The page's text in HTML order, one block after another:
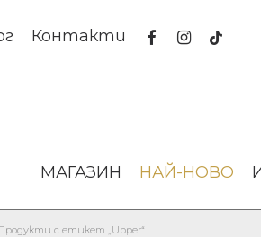
Контакти facebookinstagram
tiktok
МАГАЗИН НАЙ-НОВО
с етикет „Upper“